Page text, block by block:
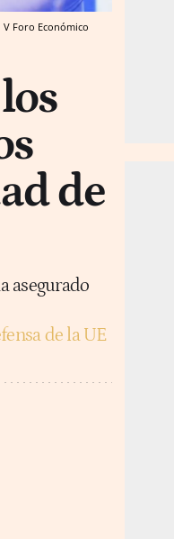
Foro Económico
de
asegurado
de la UE